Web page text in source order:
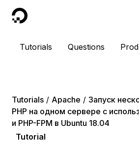
DigitalOcean
Tutorials Questions
Tutorials Apache
Запуск
PHP на одном сервере с
и PHP-FPM в Ubuntu 18.04
Tutorial